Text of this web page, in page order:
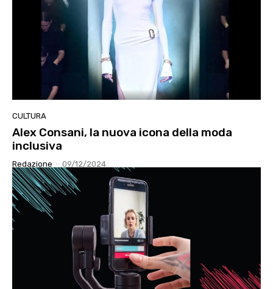
CULTURA
Alex Consani, la nuova icona della moda
inclusiva
Redazione - 09/12/2024